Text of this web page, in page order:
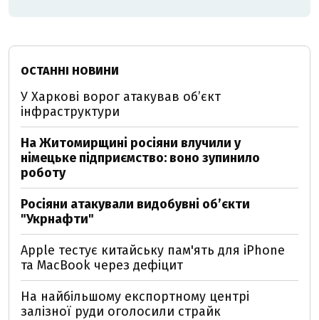
ОСТАННІ НОВИНИ
У Харкові ворог атакував обʼєкт
інфраструктури
На Житомирщині росіяни влучили у
німецьке підприємство: воно зупинило
роботу
Росіяни атакували видобувні обʼєкти
"Укрнафти"
Apple тестує китайську пам'ять для iPhone
та MacBook через дефіцит
На найбільшому експортному центрі
залізної руди оголосили страйк